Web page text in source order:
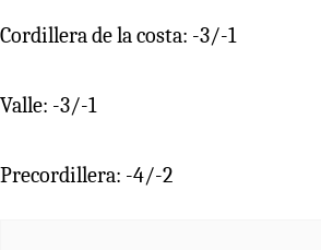
Cordillera de la costa: -3/-1
Valle: -3/-1
Precordillera: -4/-2